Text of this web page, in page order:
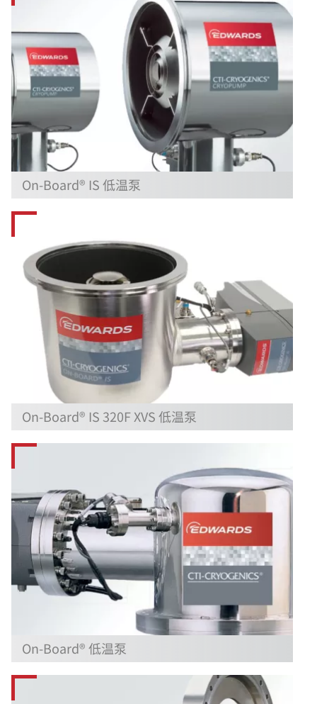
On-Board® IS 低温泵
On-Board® IS 320F XVS 低温泵
On-Board® 低温泵